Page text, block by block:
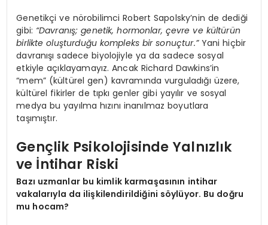
Genetikçi ve nörobilimci Robert Sapolsky’nin de dediği
gibi: “Davranış; genetik, hormonlar, çevre ve kültürün
birlikte oluşturduğu kompleks bir sonuçtur.”Yani hiçbir
davranışı sadece biyolojiyle ya da sadece sosyal
etkiyle açıklayamayız. Ancak Richard Dawkins’in
“mem” (kültürel gen) kavramında vurguladığı üzere,
kültürel fikirler de tıpkı genler gibi yayılır ve sosyal
medya bu yayılma hızını inanılmaz boyutlara
taşımıştır.
Gençlik Psikolojisinde Yalnızlık
ve İntihar Riski
Bazı uzmanlar bu kimlik karmaşasının intihar
vakalarıyla da ilişkilendirildiğini söylüyor. Bu doğru
mu hocam?